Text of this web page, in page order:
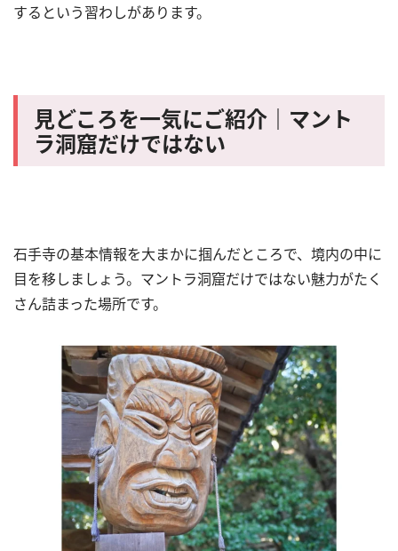
するという習わしがあります。
見どころを一気にご紹介｜マント
ラ洞窟だけではない
石手寺の基本情報を大まかに掴んだところで、境内の中に
目を移しましょう。マントラ洞窟だけではない魅力がたく
さん詰まった場所です。